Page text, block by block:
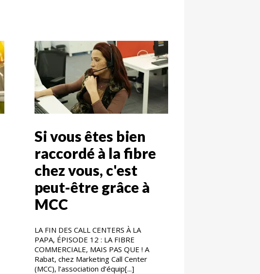
Si vous êtes bien
raccordé à la fibre
chez vous, c'est
peut-être grâce à
MCC
LA FIN DES CALL CENTERS À LA
PAPA, ÉPISODE 12 : LA FIBRE
COMMERCIALE, MAIS PAS QUE ! A
Rabat, chez Marketing Call Center
(MCC), l’association d’équip[...]